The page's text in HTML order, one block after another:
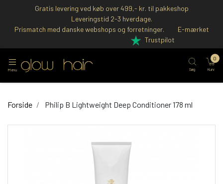
Gratis levering ved køb over 499,- kr. til pakkeshop
Leveringstid 2-3 hverdage.
Prismatch med danske webshops og forretninger.
E-mærket
Trustpilot
Menu Søg Kurv
0
Forside Philip B Lightweight Deep Conditioner 178 ml